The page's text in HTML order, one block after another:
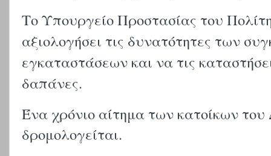
Το Υπουργείο Προστασίας του
αξιολογήσει τις δυνατότητες των
εγκαταστάσεων και να τις
δαπάνες.
Ένα χρόνιο αίτημα των κατοίκων
δρομολογείται.